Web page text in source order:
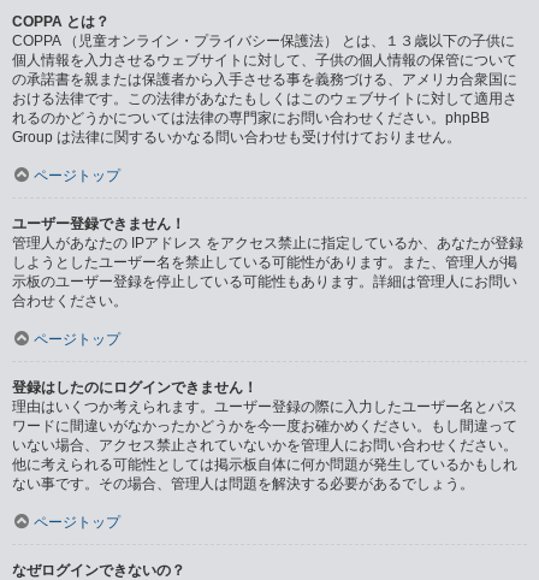
COPPA とは？
COPPA （児童オンライン・プライバシー保護法） とは、１３歳以下の子供に
個人情報を入力させるウェブサイトに対して、子供の個人情報の保管について
の承諾書を親または保護者から入手させる事を義務づける、アメリカ合衆国に
おける法律です。この法律があなたもしくはこのウェブサイトに対して適用さ
れるのかどうかについては法律の専門家にお問い合わせください。phpBB
Group は法律に関するいかなる問い合わせも受け付けておりません。
ページトップ
ユーザー登録できません！
管理人があなたの IPアドレス をアクセス禁止に指定しているか、あなたが登録
しようとしたユーザー名を禁止している可能性があります。また、管理人が掲
示板のユーザー登録を停止している可能性もあります。詳細は管理人にお問い
合わせください。
ページトップ
登録はしたのにログインできません！
理由はいくつか考えられます。ユーザー登録の際に入力したユーザー名とパス
ワードに間違いがなかったかどうかを今一度お確かめください。もし間違って
いない場合、アクセス禁止されていないかを管理人にお問い合わせください。
他に考えられる可能性としては掲示板自体に何か問題が発生しているかもしれ
ない事です。その場合、管理人は問題を解決する必要があるでしょう。
ページトップ
なぜログインできないの？